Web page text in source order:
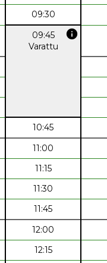
09:30
09:45 info
Varattu
10:45
11:00
11:15
11:30
11:45
12:00
12:15